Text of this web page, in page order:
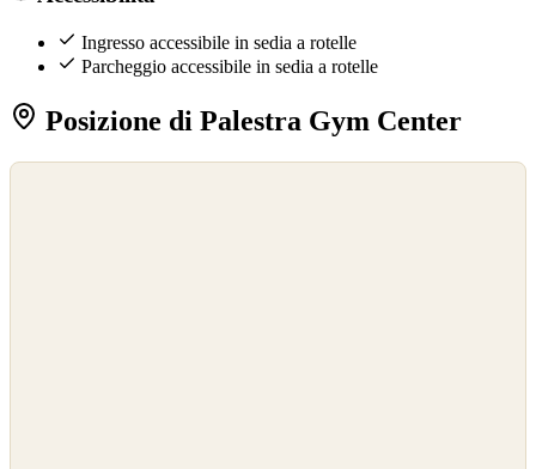
Ingresso accessibile in sedia a rotelle
Parcheggio accessibile in sedia a rotelle
Posizione di Palestra Gym Center